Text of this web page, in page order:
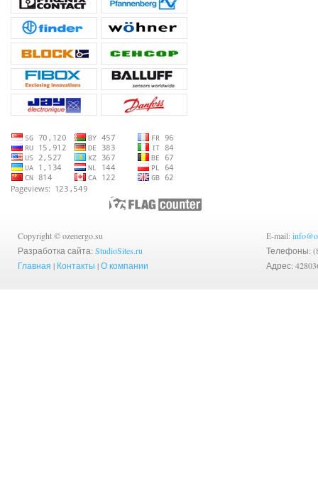
Copyright © ozenergo.su
Разработка сайта: StudioSites.ru
Главная | Контакты |О компании
E-mail:
Телефоны:
Адрес: